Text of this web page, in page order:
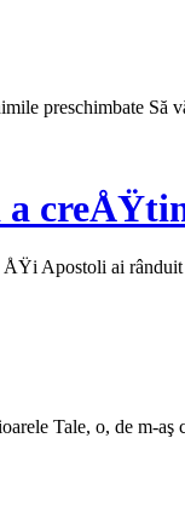
preschimbate Să
Apostoli ai
Tale, o, de m-